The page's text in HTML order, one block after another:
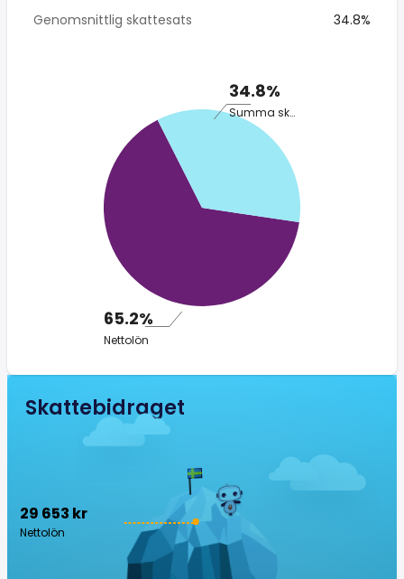
Genomsnittlig skattesats
34.8%
34.8%
Summa skatt
65.2%
Nettolön
Skattebidraget
29 653 kr
Nettolön